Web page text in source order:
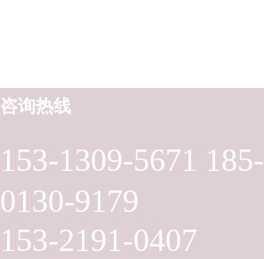
153-1309-5671 185-
0130-9179
153-2191-0407
咨询热线